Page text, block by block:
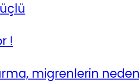
migrenlerin